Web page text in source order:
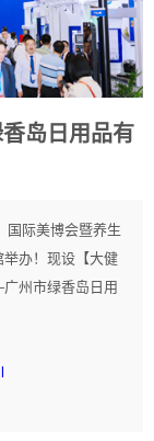
岛日用品有
国际美博会暨养生
举办！现设【大健
州市绿香岛日用